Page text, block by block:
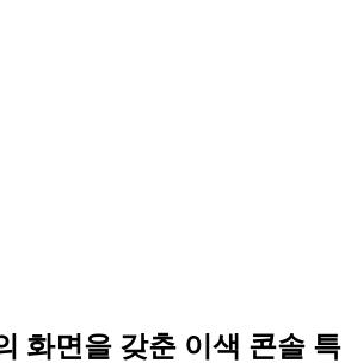
화면을 갖춘 이색 콘솔 특